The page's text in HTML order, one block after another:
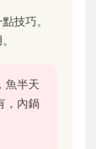
技巧。
魚半天
，內鍋